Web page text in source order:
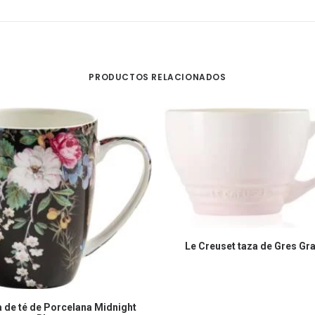
PRODUCTOS RELACIONADOS
COMPRAR EN AMAZON
de té de Porcelana Midnight
COMPRAR EN AMAZON
Le Creuset taza de Gres